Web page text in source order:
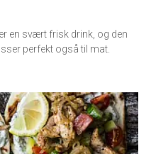
en svært frisk drink, og den
perfekt også til mat.